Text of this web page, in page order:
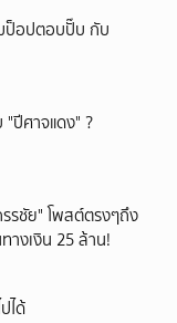
มป็อปตอบปั๊บ กับ
ปีศาจแดง" ?
รชัย" โพสต์ตรงๆถึง
างเงิน 25 ล้าน!
ได้